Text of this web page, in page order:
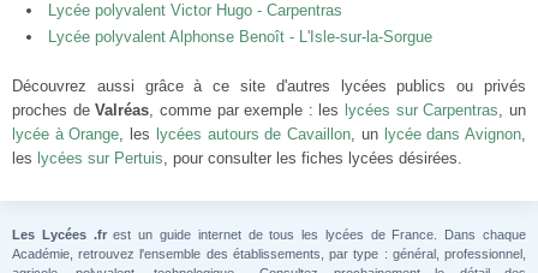
Lycée polyvalent Victor Hugo - Carpentras
Lycée polyvalent Alphonse Benoît - L'Isle-sur-la-Sorgue
Découvrez aussi grâce à ce site d'autres lycées publics ou privés
proches deValréas, comme par exemple : les lycées sur Carpentras, un
lycée à Orange, les lycées autours de Cavaillon, un lycée dans Avignon,
les lycées sur Pertuis, pour consulter les fiches lycées désirées.
Les Lycées .frest un guide internet de tous les lycées de France. Dans chaque
Académie, retrouvez l'ensemble des établissements, par type : général, professionnel,